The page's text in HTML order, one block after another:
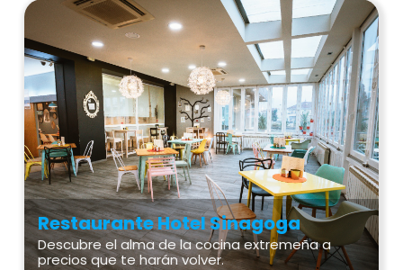
Restaurante Hotel Sinagoga
Descubre el alma de la cocina extremeña a
precios que te harán volver.